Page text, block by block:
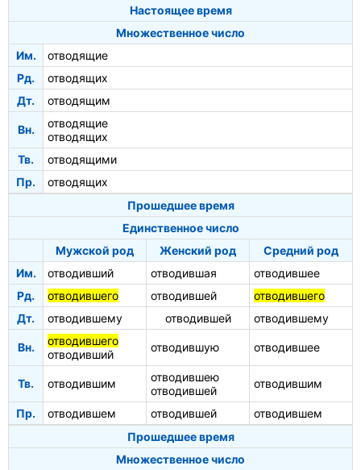
Настоящее время
Множественное число
Им.
отводящие
Рд.
отводящих
Дт.
отводящим
Вн.
отводящие
отводящих
Тв.
отводящими
Пр.
отводящих
Прошедшее время
Единственное число
Мужской род
Женский род
Средний род
Им.
отводивший отводившая
отводившее
Рд.
отводившего отводившей
отводившего
Дт.
отводившему отводившей отводившему
Вн.
отводившего
отводивший
отводившую отводившее
Тв. отводившим
отводившею
отводившей
отводившим
Пр. отводившем отводившей
отводившем
Прошедшее время
Множественное число